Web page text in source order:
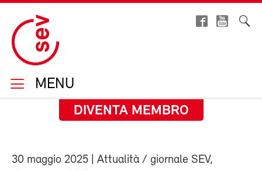
MENU
DIVENTA MEMBRO
30 maggio 2025 | Attualità / giornale SEV,